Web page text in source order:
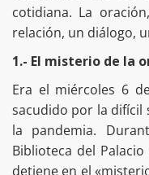
cotidiana. La
relación, un diálogo,
1.- El misterio de la
Era el miércoles 6
sacudido por la
la pandemia.
Biblioteca del
detiene en el